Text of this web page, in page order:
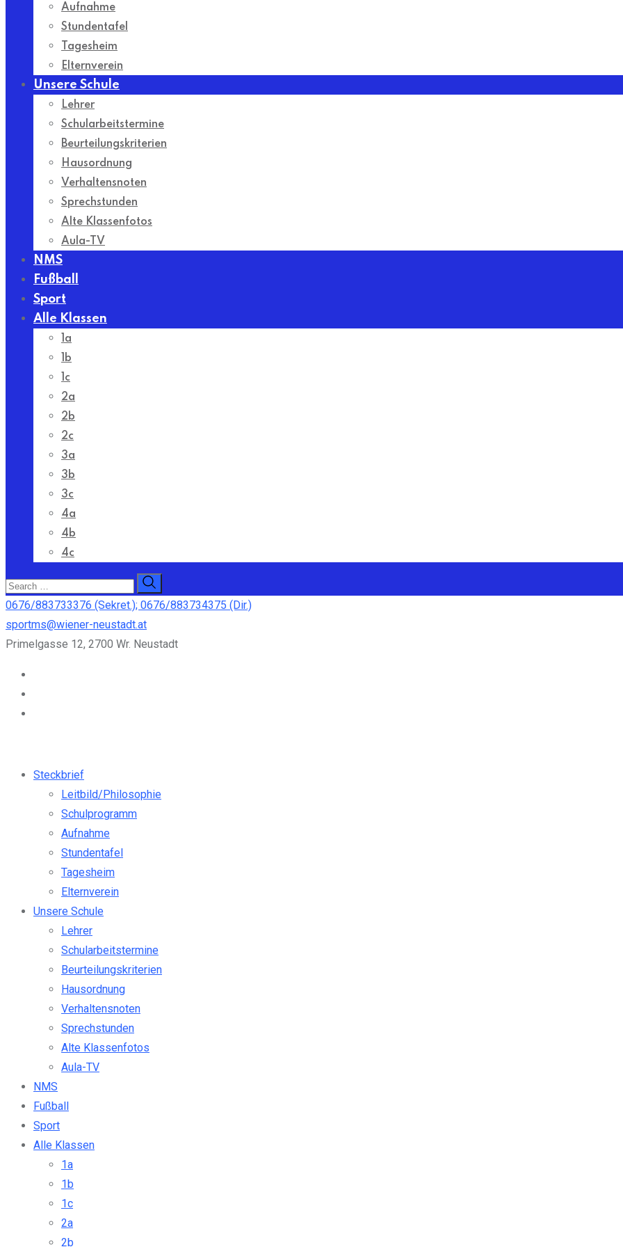
Aufnahme
Stundentafel
Tagesheim
Elternverein
Unsere Schule
Lehrer
Schularbeitstermine
Beurteilungskriterien
Hausordnung
Verhaltensnoten
Sprechstunden
Alte Klassenfotos
Aula-TV
NMS
Fußball
Sport
Alle Klassen
1a
1b
1c
2a
2b
2c
3a
3b
3c
4a
4b
4c
0676/883733376 (Sekret.); 0676/883734375 (Dir.)
sportms@wiener-neustadt.at
Primelgasse 12, 2700 Wr. Neustadt
Steckbrief
Leitbild/Philosophie
Schulprogramm
Aufnahme
Stundentafel
Tagesheim
Elternverein
Unsere Schule
Lehrer
Schularbeitstermine
Beurteilungskriterien
Hausordnung
Verhaltensnoten
Sprechstunden
Alte Klassenfotos
Aula-TV
NMS
Fußball
Sport
Alle Klassen
1a
1b
1c
2a
2b